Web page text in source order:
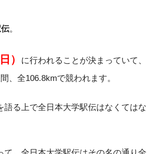
。
）
に行われることが決まっていて、
、全106.8kmで競われます。
る上で全日本大学駅伝はなくてはな